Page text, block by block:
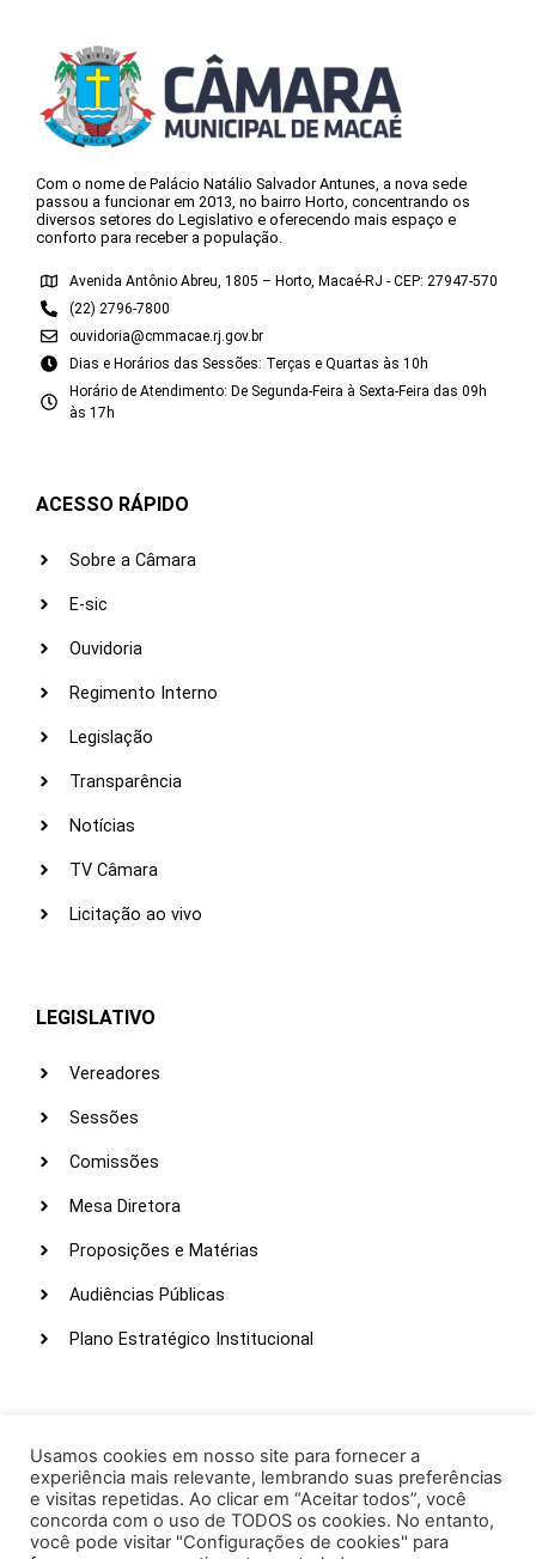
Com o nome de Palácio Natálio Salvador Antunes, a nova sede
passou a funcionar em 2013, no bairro Horto, concentrando os
diversos setores do Legislativo e oferecendo mais espaço e
conforto para receber a população.
Avenida Antônio Abreu, 1805 – Horto, Macaé-RJ - CEP: 27947-570
(22) 2796-7800
ouvidoria@cmmacae.rj.gov.br
Dias e Horários das Sessões: Terças e Quartas às 10h
Horário de Atendimento: De Segunda-Feira à Sexta-Feira das 09h
às 17h
ACESSO RÁPIDO
Sobre a Câmara
E-sic
Ouvidoria
Regimento Interno
Legislação
Transparência
Notícias
TV Câmara
Licitação ao vivo
LEGISLATIVO
Vereadores
Sessões
Comissões
Mesa Diretora
Proposições e Matérias
Audiências Públicas
Plano Estratégico Institucional
Webmail
Intranet
Administração
Usamos cookies em nosso site para fornecer a
experiência mais relevante, lembrando suas preferências
e visitas repetidas. Ao clicar em “Aceitar todos”, você
concorda com o uso de TODOS os cookies. No entanto,
você pode visitar "Configurações de cookies" para